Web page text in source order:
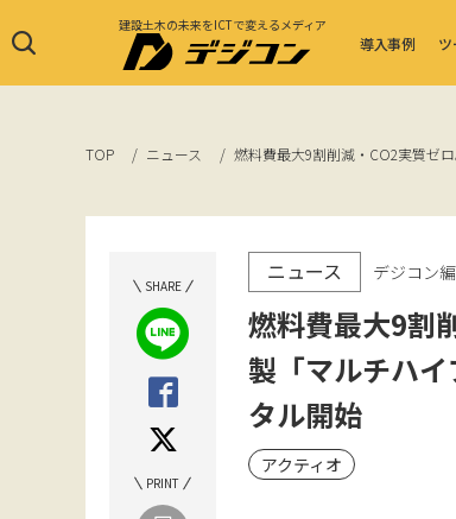
建設土木の未来をICTで変えるメディア
導入事例
TOP ニュース 燃料費最大9割削減・CO2実質ゼ
ニュース デジコン
燃料費最大9割
製「マルチハ
タル開始
アクティオ
SHARE
PRINT